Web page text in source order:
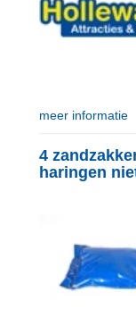
meer informatie
4
haringen